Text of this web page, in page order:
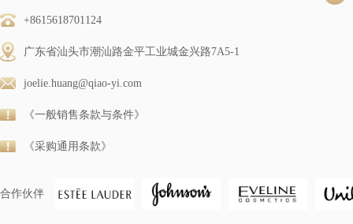
+8615618701124
广东省汕头市潮汕路金平工业城金兴路7A5-1
joelie.huang@qiao-yi.com
《一般销售条款与条件》
《采购通用条款》
合作伙伴